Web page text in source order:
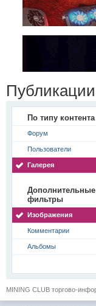
По типу контента
Форум
Пользователи
Галерея
Дополнительные
фильтры
Изображения
Комментарии
Альбомы
MINING CLUB торгово-